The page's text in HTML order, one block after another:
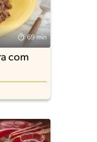
69 min
com